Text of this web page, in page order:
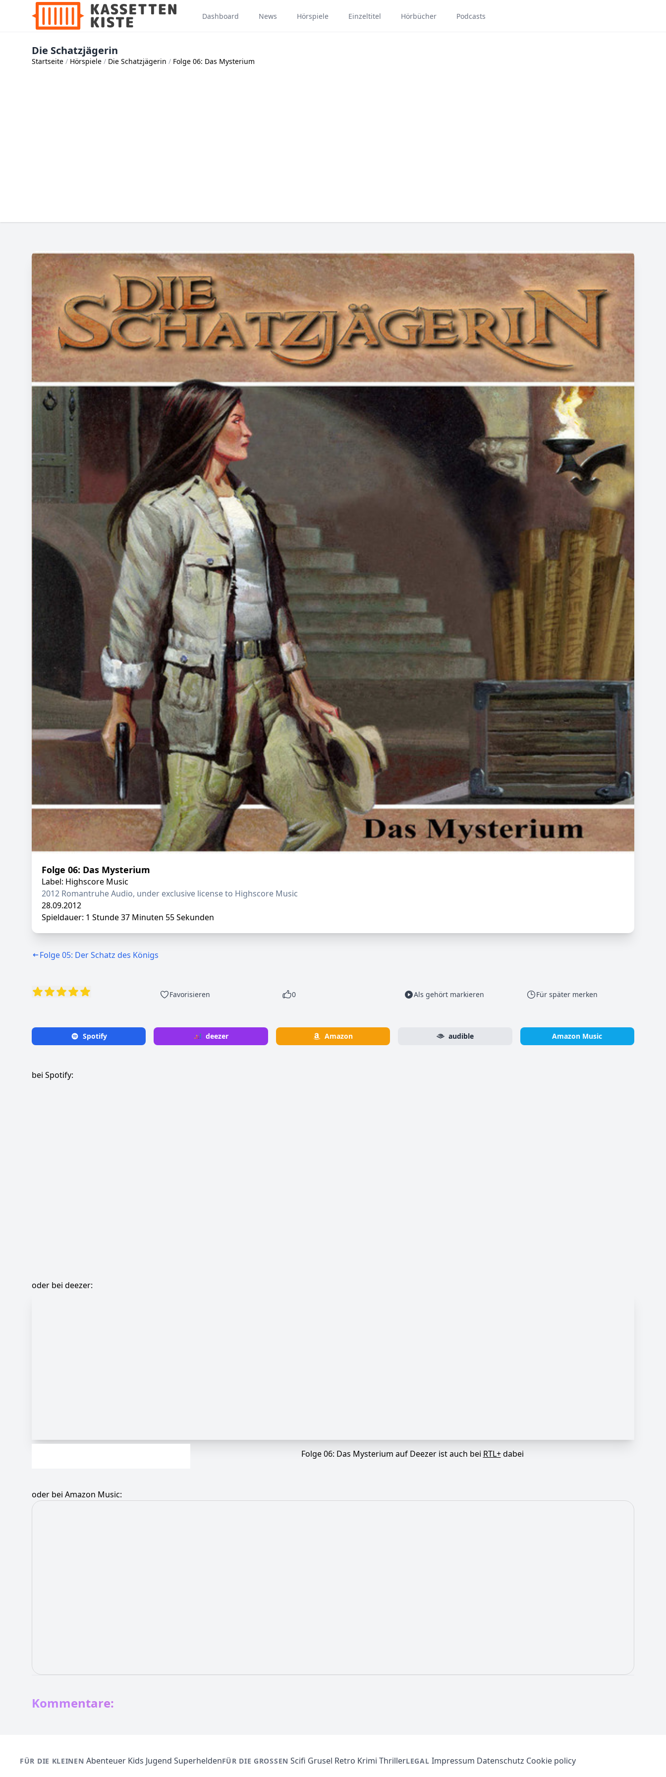
Dashboard News Hörspiele Einzeltitel Hörbücher Podcasts
Die Schatzjägerin
Startseite Hörspiele Die Schatzjägerin Folge 06: Das Mysterium
Folge 06: Das Mysterium
Label: Highscore Music
2012 Romantruhe Audio, under exclusive license to Highscore Music
28.09.2012
Spieldauer: 1 Stunde 37 Minuten 55 Sekunden
Folge 05: Der Schatz des Königs
Favorisieren 0 Als gehört markieren Für später merken
Spotify deezer Amazon audible Amazon Music
bei Spotify:
oder bei deezer:
Folge 06: Das Mysterium auf Deezer ist auch bei RTL+dabei
oder bei Amazon Music:
Kommentare:
FÜR DIE KLEINEN Abenteuer Kids Jugend SuperheldenFÜR DIE GROSSEN Scifi Grusel Retro Krimi ThrillerLEGAL Impressum Datenschutz Cookie policy